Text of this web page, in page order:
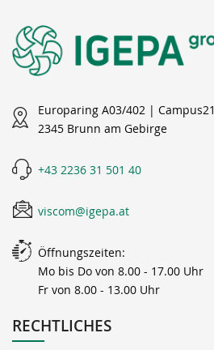
Europaring A03/402 | Campus21
2345 Brunn am Gebirge
+43 2236 31 501 40
viscom@igepa.at
Öffnungszeiten:
Mo bis Do von 8.00 - 17.00 Uhr
Fr von 8.00 - 13.00 Uhr
RECHTLICHES